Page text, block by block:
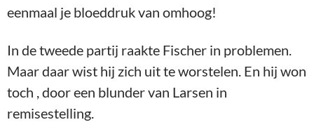
eenmaal je bloeddruk van omhoog!
In de tweede partij raakte Fischer in problemen.
Maar daar wist hij zich uit te worstelen. En hij won
toch , door een blunder van Larsen in
remisestelling.